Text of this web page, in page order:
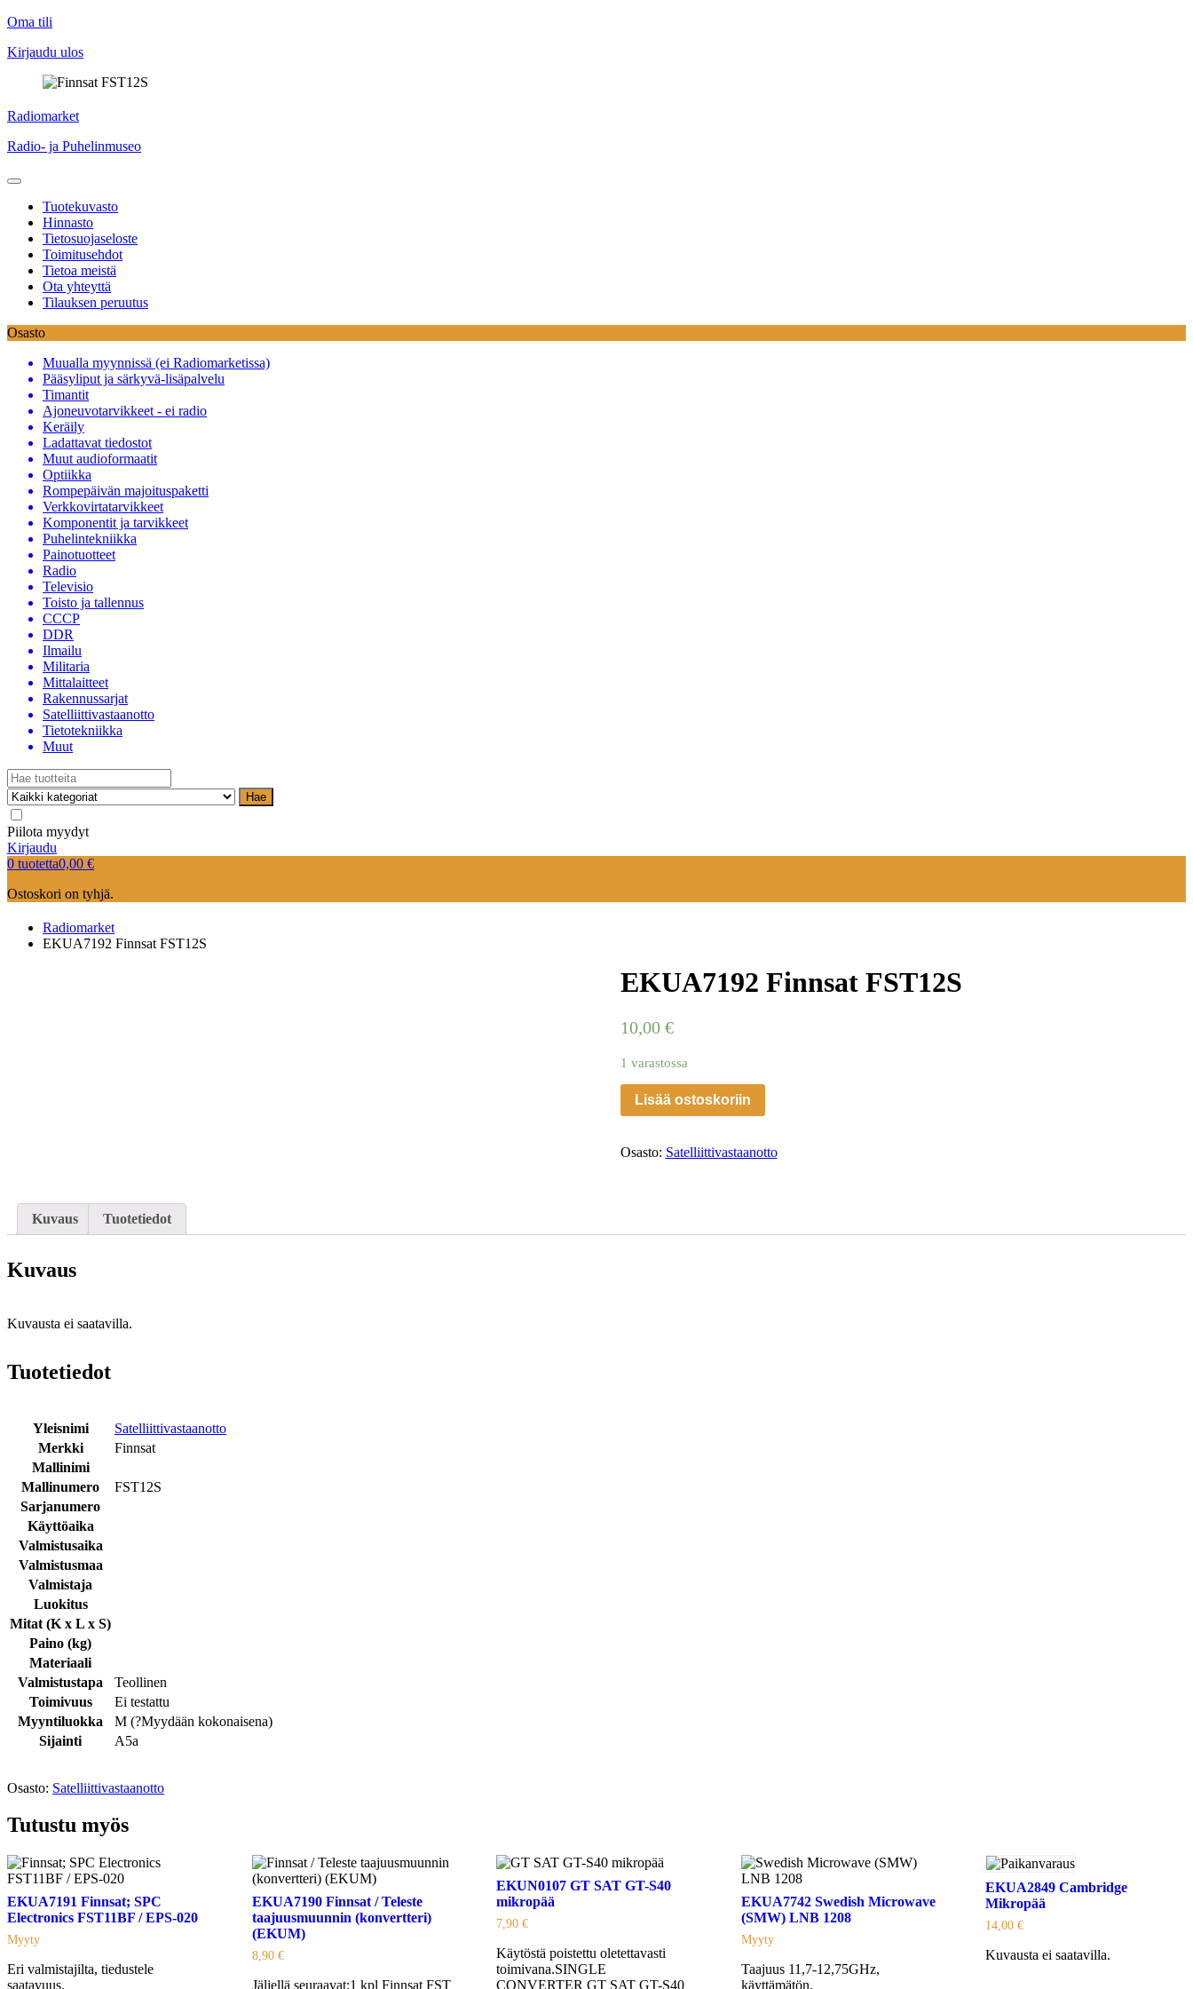
Oma tili
Kirjaudu ulos
Skip
content
Radiomarket
Radio- ja Puhelinmuseo
Tuotekuvasto
Hinnasto
Tietosuojaseloste
Toimitusehdot
Tietoa meistä
Ota yhteyttä
Tilauksen peruutus
Osasto
Muualla myynnissä (ei Radiomarketissa)
Pääsyliput ja särkyvä-lisäpalvelu
Timantit
Ajoneuvotarvikkeet - ei radio
Keräily
Ladattavat tiedostot
Muut audioformaatit
Optiikka
Rompepäivän majoituspaketti
Verkkovirtatarvikkeet
Komponentit ja tarvikkeet
Puhelintekniikka
Painotuotteet
Radio
Televisio
Toisto ja tallennus
CCCP
DDR
Ilmailu
Militaria
Mittalaitteet
Rakennussarjat
Satelliittivastaanotto
Tietotekniikka
Muut
Hae
Piilota myydyt
Kirjaudu
0 tuotetta0,00 €
Ostoskori on tyhjä.
Radiomarket
EKUA7192 Finnsat FST12S
EKUA7192 Finnsat FST12S
10,00 €
1 varastossa
Lisää ostoskoriin
Osasto: Satelliittivastaanotto
Kuvaus Tuotetiedot
Kuvaus
Kuvausta ei saatavilla.
Tuotetiedot
Yleisnimi
Satelliittivastaanotto
Merkki
Finnsat
Mallinimi
Mallinumero
FST12S
Sarjanumero
Käyttöaika
Valmistusaika
Valmistusmaa
Valmistaja
Luokitus
Mitat (K x L x S)
Paino (kg)
Materiaali
Valmistustapa
Teollinen
Toimivuus
Ei testattu
Myyntiluokka
M (?Myydään kokonaisena)
Sijainti
A5a
Osasto: Satelliittivastaanotto
Tutustu myös
EKUA7191 Finnsat; SPC
Electronics FST11BF / EPS-020
Myyty
Eri valmistajilta, tiedustele
saatavuus.
EKUA7190 Finnsat / Teleste
taajuusmuunnin (konvertteri)
(EKUM)
8,90 €
Jäljellä seuraavat:1 kpl Finnsat FST
EKUN0107 GT SAT GT-S40
mikropää
7,90€
Käytöstä poistettu oletettavasti
toimivana.SINGLE
CONVERTER GT SAT GT-S40
EKUA7742 Swedish Microwave
(SMW) LNB 1208
Myyty
Taajuus 11,7-12,75GHz,
käyttämätön.
EKUA2849 Cambridge
Mikropää
14,00€
Kuvausta ei saatavilla.